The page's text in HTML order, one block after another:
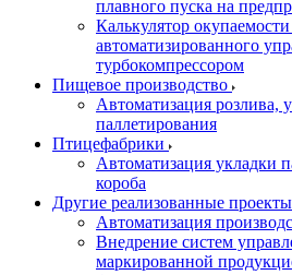
плавного пуска на
Калькулятор
автоматизированного
турбокомпрессором
Пищевое производство
Автоматизация розлива,
паллетирования
Птицефабрики
Автоматизация укладки
короба
Другие реализованные проекты
Автоматизация
Внедрение систем
маркированной